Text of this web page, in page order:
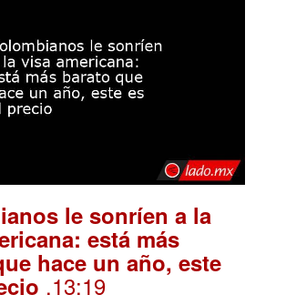
le sonríen a la
está más
hace un año, este
.13:19